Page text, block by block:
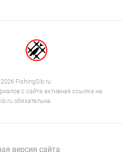
версия сайта
FishingSib.ru
с сайта активная ссылка на
обязательна.